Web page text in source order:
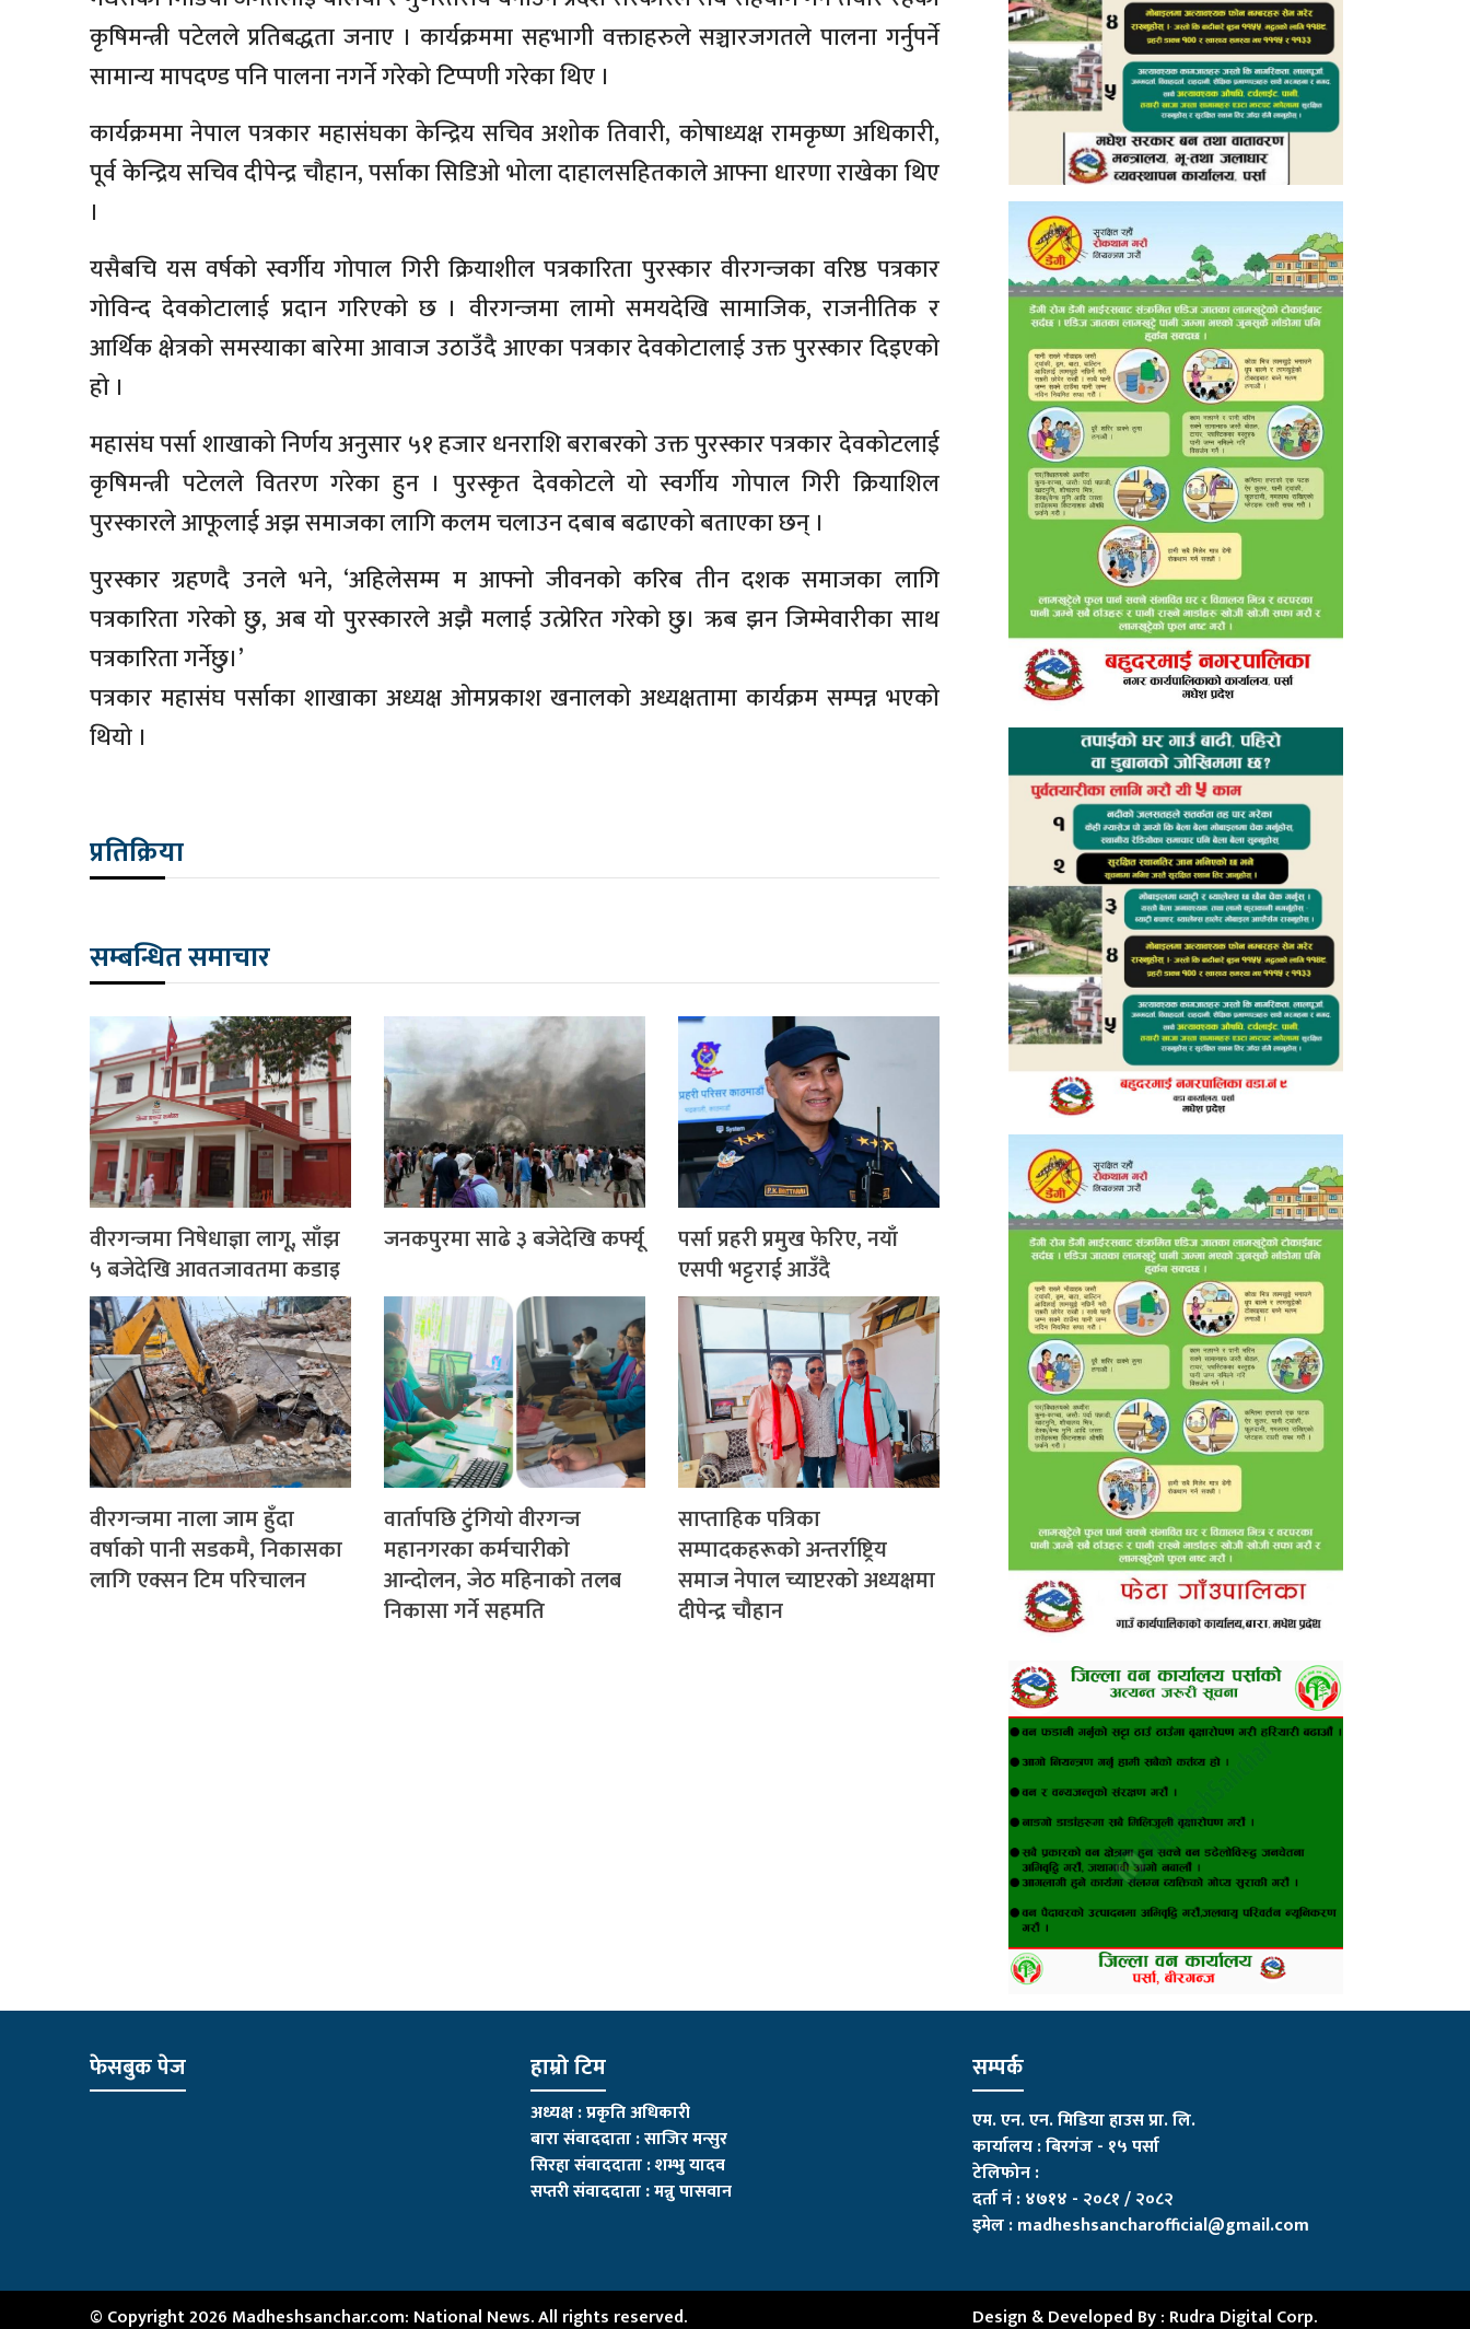
कृषिमन्त्री पटेलले प्रतिबद्धता जनाए । कार्यक्रममा सहभागी वक्ताहरुले सञ्चारजगतले पालना गर्नुपर्ने
सामान्य मापदण्ड पनि पालना नगर्ने गरेको टिप्पणी गरेका थिए ।
कार्यक्रममा नेपाल पत्रकार महासंघका केन्द्रिय सचिव अशोक तिवारी, कोषाध्यक्ष रामकृष्ण अधिकारी,
पूर्व केन्द्रिय सचिव दीपेन्द्र चौहान, पर्साका सिडिओ भोला दाहालसहितकाले आफ्ना धारणा राखेका थिए
।
यसैबचि यस वर्षको स्वर्गीय गोपाल गिरी क्रियाशील पत्रकारिता पुरस्कार वीरगन्जका वरिष्ठ पत्रकार
गोविन्द देवकोटालाई प्रदान गरिएको छ । वीरगन्जमा लामो समयदेखि सामाजिक, राजनीतिक र
आर्थिक क्षेत्रको समस्याका बारेमा आवाज उठाउँदै आएका पत्रकार देवकोटालाई उक्त पुरस्कार दिइएको
हो ।
महासंघ पर्सा शाखाको निर्णय अनुसार ५१ हजार धनराशि बराबरको उक्त पुरस्कार पत्रकार देवकोटलाई
कृषिमन्त्री पटेलले वितरण गरेका हुन । पुरस्कृत देवकोटले यो स्वर्गीय गोपाल गिरी क्रियाशिल
पुरस्कारले आफूलाई अझ समाजका लागि कलम चलाउन दबाब बढाएको बताएका छन् ।
पुरस्कार ग्रहणदै उनले भने, ‘अहिलेसम्म म आफ्नो जीवनको करिब तीन दशक समाजका लागि
पत्रकारिता गरेको छु, अब यो पुरस्कारले अझै मलाई उत्प्रेरित गरेको छु। ऋब झन जिम्मेवारीका साथ
पत्रकारिता गर्नेछु।’
पत्रकार महासंघ पर्साका शाखाका अध्यक्ष ओमप्रकाश खनालको अध्यक्षतामा कार्यक्रम सम्पन्न भएको
थियो ।
प्रतिक्रिया
सम्बन्धित समाचार
वीरगन्जमा निषेधाज्ञा लागू, साँझ
५ बजेदेखि आवतजावतमा कडाइ
जनकपुरमा साढे ३ बजेदेखि कर्फ्यू
पर्सा प्रहरी प्रमुख फेरिए, नयाँ
एसपी भट्टराई आउँदै
वीरगन्जमा नाला जाम हुँदा
वर्षाको पानी सडकमै, निकासका
लागि एक्सन टिम परिचालन
वार्तापछि टुंगियो वीरगन्ज
महानगरका कर्मचारीको
आन्दोलन, जेठ महिनाको तलब
निकासा गर्ने सहमति
साप्ताहिक पत्रिका
सम्पादकहरूको अन्तर्राष्ट्रिय
समाज नेपाल च्याप्टरको अध्यक्षमा
दीपेन्द्र चौहान
फेसबुक पेज हाम्रो टिम
अध्यक्ष : प्रकृति अधिकारी
बारा संवाददाता : साजिर मन्सुर
सिरहा संवाददाता : शम्भु यादव
सप्तरी संवाददाता:मन्नु पासवान
सम्पर्क
एम. एन. एन. मिडिया हाउस प्रा. लि.
कार्यालय : बिरगंज - १५ पर्सा
टेलिफोन :
दर्ता नं : ४७१४ - २०८१ / २०८२
इमेल :madheshsancharofficial@gmail.com
© Copyright 2026 Madheshsanchar.com: National News. All rights reserved. Design & Developed By : Rudra Digital Corp.